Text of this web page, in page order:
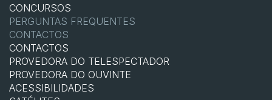
CONCURSOS
PERGUNTAS FREQUENTES
CONTACTOS
CONTACTOS
PROVEDORA DO TELESPECTADOR
PROVEDORA DO OUVINTE
ACESSIBILIDADES